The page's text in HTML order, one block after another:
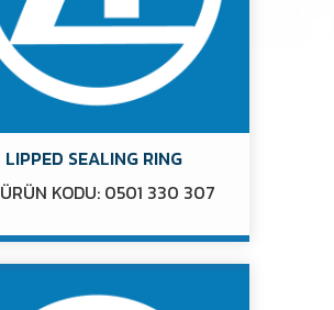
LIPPED SEALING RING
ÜRÜN KODU: 0501 330 307